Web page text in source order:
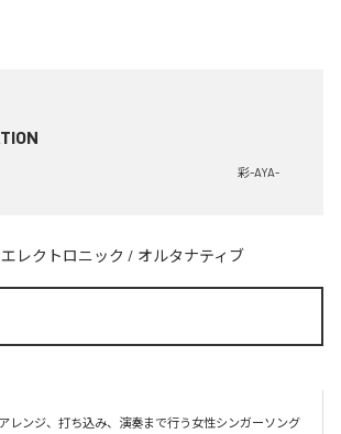
彩-AYA-
エレクトロニック / オルタナティブ
レンジ、打ち込み、演奏まで行う女性シンガーソング